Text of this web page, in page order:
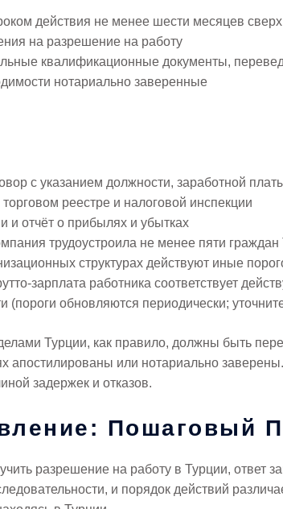
действия не менее шести месяцев
на разрешение на работу
квалификационные документы,
нотариально заверенные
с указанием должности, заработной
реестре и налоговой инспекции
и отчёт о прибылях и убытках
трудоустроила не менее пяти
структурах действуют иные
зарплата работника соответствует
(пороги обновляются периодически;
Турции, как правило, должны быть
апостилированы или нотариально
задержек и отказов.
Пошаговый
разрешение на работу в Турции, ответ
и порядок действий